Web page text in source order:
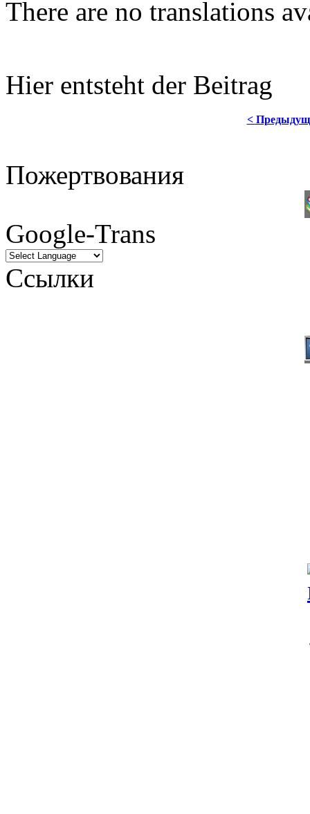
There are no translations
Hier entsteht der Beitrag
<
Пожертвования
Google-Trans
Ссылки